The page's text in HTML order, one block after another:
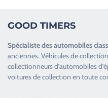
GOOD TIMERS
Spécialiste desautomobiles
anciennes.Véhicules de collection
collectionneurs d’automobiles
voitures de collection en toute